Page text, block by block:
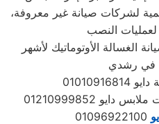
لشركات صيانة غير معروفة،
الغسالة الأوتوماتيك لأشهر